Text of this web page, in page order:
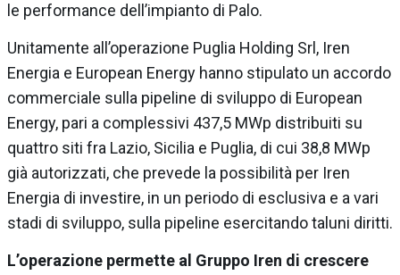
le performance dell’impianto di Palo.
Unitamente all’operazione Puglia Holding Srl, Iren
Energia e European Energy hanno stipulato un accordo
commerciale sulla pipeline di sviluppo di European
Energy, pari a complessivi 437,5 MWp distribuiti su
quattro siti fra Lazio, Sicilia e Puglia, di cui 38,8 MWp
già autorizzati, che prevede la possibilità per Iren
Energia di investire, in un periodo di esclusiva e a vari
stadi di sviluppo, sulla pipeline esercitando taluni diritti.
L’operazione permette al Gruppo Iren di crescere